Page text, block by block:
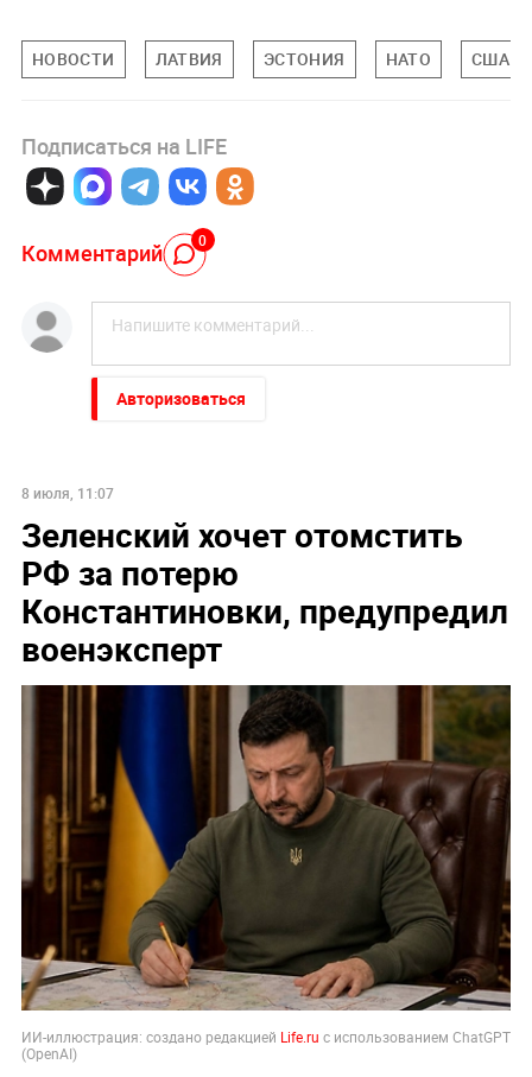
НОВОСТИ ЛАТВИЯ ЭСТОНИЯ НАТО США
Подписаться на LIFE
Комментарий 0
Авторизоваться
8 июля, 11:07
Зеленский хочет отомстить
РФ за потерю
Константиновки, предупредил
военэксперт
ИИ-иллюстрация: создано редакцией Life.ru с использованием ChatGPT
(OpenAI)